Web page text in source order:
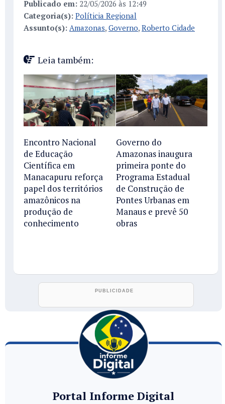
Publicado em: 22/05/2026 às 12:49
Categoria(s): Políticia Regional
Assunto(s): Amazonas, Governo, Roberto Cidade
Leia também:
Encontro Nacional
de Educação
Científica em
Manacapuru reforça
papel dos territórios
amazônicos na
produção de
conhecimento
Governo do
Amazonas inaugura
primeira ponte do
Programa Estadual
de Construção de
Pontes Urbanas em
Manaus e prevê 50
obras
Portal Informe Digital